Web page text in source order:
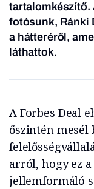
tartalomkészítő.
fotósunk, Ránki
a hátteréről,
láthattok.
A Forbes Deal
őszintén
arról, hogy ez
jellemformáló